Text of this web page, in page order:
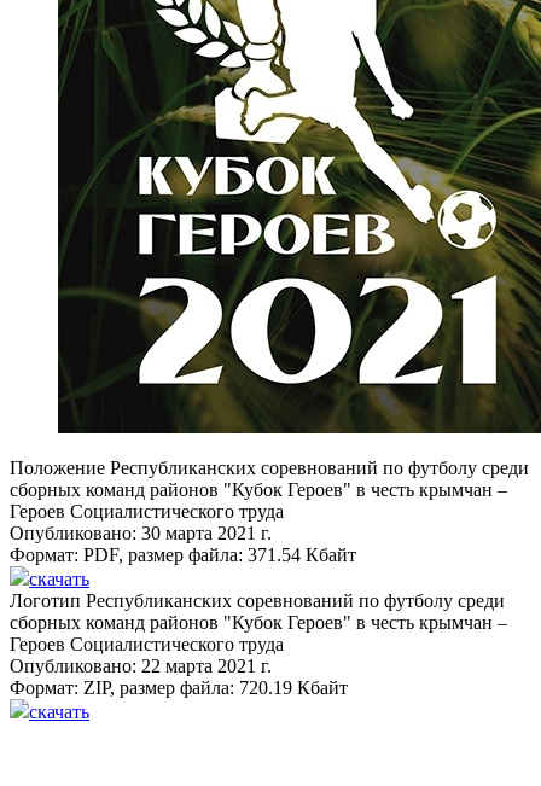
Положение Республиканских соревнований по футболу среди
сборных команд районов "Кубок Героев" в честь крымчан –
Героев Социалистического труда
Опубликовано: 30 марта 2021 г.
Формат: PDF, размер файла: 371.54 Кбайт
скачать
Логотип Республиканских соревнований по футболу среди
сборных команд районов "Кубок Героев" в честь крымчан –
Героев Социалистического труда
Опубликовано: 22 марта 2021 г.
Формат: ZIP, размер файла: 720.19 Кбайт
скачать